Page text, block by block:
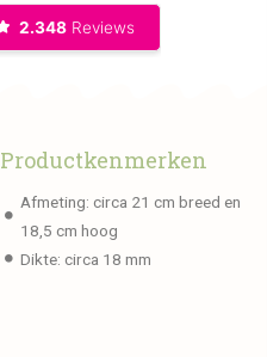
Productkenmerken
Afmeting: circa 21 cm breed en
18,5 cm hoog
Dikte: circa 18 mm